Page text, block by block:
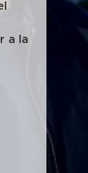
a la